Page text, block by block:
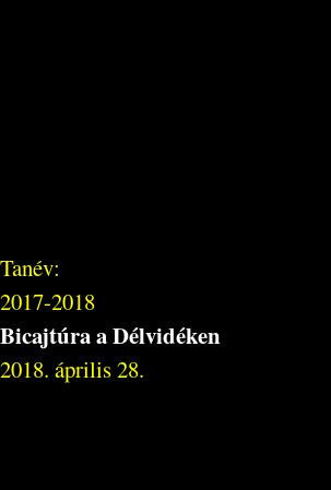
Tanév:
2017-2018
Bicajtúra a Délvidéken
2018. április 28.